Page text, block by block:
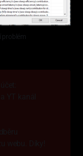
problém